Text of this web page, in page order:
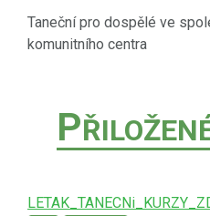
Taneční pro dospělé ve
komunitního centra
P